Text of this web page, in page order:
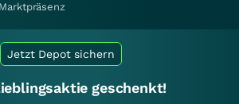
Jetzt Depot sichern
geschenkt!